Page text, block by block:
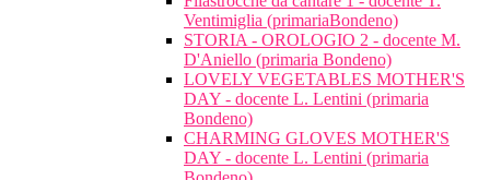
Ventimiglia (primariaBondeno)
STORIA - OROLOGIO 2 - docente M.
D'Aniello (primaria Bondeno)
LOVELY VEGETABLES MOTHER'S
DAY - docente L. Lentini (primaria
Bondeno)
CHARMING GLOVES MOTHER'S
DAY - docente L. Lentini (primaria